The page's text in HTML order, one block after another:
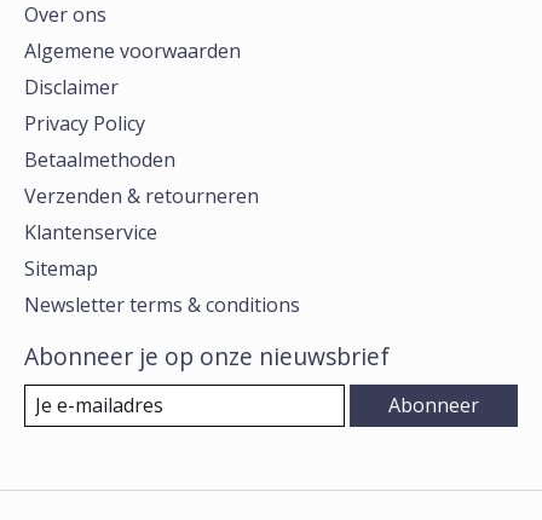
Over ons
Algemene voorwaarden
Disclaimer
Privacy Policy
Betaalmethoden
Verzenden & retourneren
Klantenservice
Sitemap
Newsletter terms & conditions
Abonneer je op onze nieuwsbrief
Abonneer